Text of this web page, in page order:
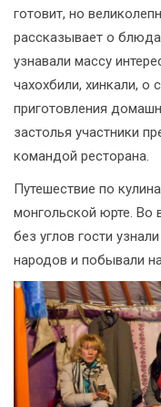
готовит, но
рассказывает о
узнавали массу
чахохбили, хинкали, о
приготовления
застолья участники
командой ресторана.
Путешествие по
монгольской юрте. Во
без углов гости
народов и побывали